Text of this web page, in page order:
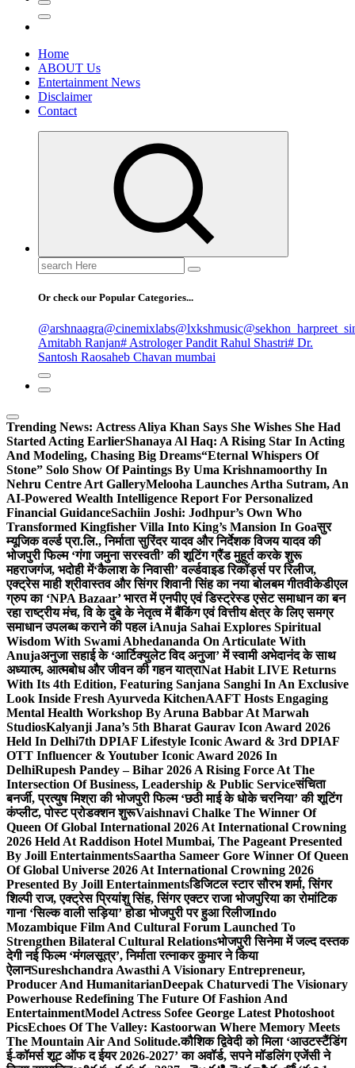
Home
ABOUT Us
Entertainment News
Disclaimer
Contact
Search
for:
Or check our Popular Categories...
@arshnaagra@cinemixlabs@lxkshmusic
Amitabh Ranjan# Astrologer Pandit Rahul Shastri# Dr.
Santosh Raosaheb Chavan mumbai
Trending News: Actress Aliya Khan Says She Wishes She Had
Started Acting EarlierShanaya Al Haq: A Rising Star In Acting
And Modeling, Chasing Big Dreams“Eternal Whispers Of
Stone” Solo Show Of Paintings By Uma Krishnamoorthy In
Nehru Centre Art GalleryMelooha Launches Artha Sutram, An
AI-Powered Wealth Intelligence Report For Personalized
Financial GuidanceSachiin Joshi: Jodhpur’s Own Who
Transformed Kingfisher Villa Into King’s Mansion In Goaसुर
म्यूजिक वर्ल्ड प्रा.लि., निर्माता सुरिंदर यादव और निर्देशक विजय यादव की
भोजपुरी फिल्म ‘गंगा जमुना सरस्वती’ की शूटिंग ग्रैंड मुहूर्त करके शुरू
महराजगंज, भदोही में‘कैलाश के निवासी’ वर्ल्डवाइड रिकॉर्ड्स पर रिलीज,
एक्ट्रेस माही श्रीवास्तव और सिंगर शिवानी सिंह का नया बोलबम गीतवीकेडीएल
ग्रुप का ‘NPA Bazaar’ भारत में एनपीए एवं डिस्ट्रेस्ड एसेट समाधान का बन
रहा राष्ट्रीय मंच, वि के दुबे के नेतृत्व में बैंकिंग एवं वित्तीय क्षेत्र के लिए समग्र
समाधान उपलब्ध कराने की पहल iAnuja Sahai Explores Spiritual
Wisdom With Swami Abhedananda On Articulate With
Anujaअनुजा सहाई के ‘आर्टिक्युलेट विद अनुजा’ में स्वामी अभेदानंद के साथ
अध्यात्म, आत्मबोध और जीवन की गहन यात्राNat Habit LIVE Returns
With Its 4th Edition, Featuring Sanjana Sanghi In An Exclusive
Look Inside Fresh Ayurveda KitchenAAFT Hosts Engaging
Mental Health Workshop By Aruna Babbar At Marwah
StudiosKalyanji Jana’s 5th Bharat Gaurav Icon Award 2026
Held In Delhi7th DPIAF Lifestyle Iconic Award & 3rd DPIAF
OTT Influencer & Youtuber Iconic Award 2026 In
DelhiRupesh Pandey – Bihar 2026 A Rising Force At The
Intersection Of Business, Leadership & Public Serviceसंचिता
बनर्जी, प्रत्युष मिश्रा की भोजपुरी फिल्म ‘छठी माई के धोके चरनिया’ की शूटिंग
कंप्लीट, पोस्ट प्रोडक्शन शुरूVaishnavi Chalke The Winner Of
Queen Of Global International 2026 At International Crowning
2026 Held At Raddison Hotel Mumbai, The Pageant Presented
By Joill EntertainmentsSaartha Sameer Gore Winner Of Queen
Of Global Universe 2026 At International Crowning 2026
Presented By Joill Entertainmentsडिजिटल स्टार सौरभ शर्मा, सिंगर
शिल्पी राज, एक्ट्रेस प्रियांशु सिंह, सिंगर एक्टर राजा भोजपुरिया का रोमांटिक
गाना ‘सिल्क वाली सड़िया’ होडा भोजपुरी पर हुआ रिलीजIndo
Mozambique Film And Cultural Forum Launched To
Strengthen Bilateral Cultural Relationsभोजपुरी सिनेमा में जल्द दस्तक
देगी नई फिल्म ‘मंगलसूत्र’, निर्माता रत्नाकर कुमार ने किया
ऐलानSureshchandra Awasthi A Visionary Entrepreneur,
Producer And HumanitarianDeepak Chaturvedi The Visionary
Powerhouse Redefining The Future Of Fashion And
EntertainmentModel Actress Sofee George Latest Photoshoot
PicsEchoes Of The Valley: Kastoorwan Where Memory Meets
The Mountain Air And Solitude.कौशिक द्विवेदी को मिला ‘आउटस्टैंडिंग
ई-कॉमर्स शूट ऑफ द ईयर 2026-2027’ का अवॉर्ड, सपने मॉडलिंग एजेंसी ने